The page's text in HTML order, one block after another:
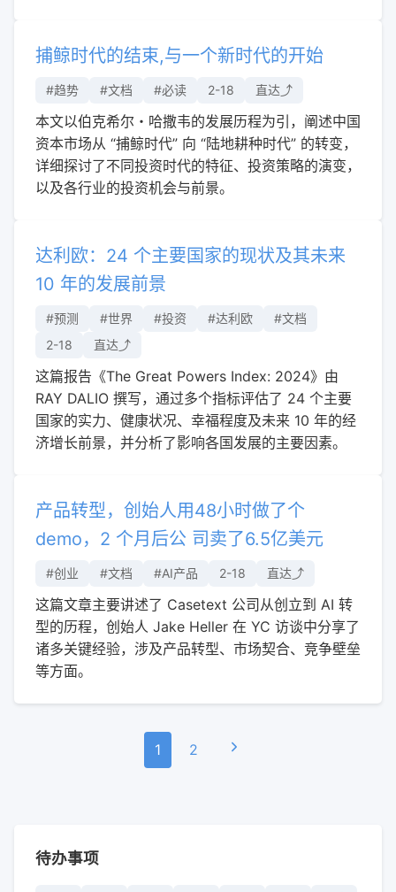
捕鲸时代的结束,与一个新时代的开始
#趋势 #文档 #必读 2-18 直达⤴︎
本文以伯克希尔・哈撒韦的发展历程为引，阐述中国
资本市场从 “捕鲸时代” 向 “陆地耕种时代” 的转变，
详细探讨了不同投资时代的特征、投资策略的演变，
以及各行业的投资机会与前景。
达利欧：24 个主要国家的现状及其未来
10 年的发展前景
#预测 #世界 #投资 #达利欧
#文档
2-18
直达⤴︎
这篇报告《The Great Powers Index: 2024》由
RAY DALIO 撰写，通过多个指标评估了 24 个主要
国家的实力、健康状况、幸福程度及未来 10 年的经
济增长前景，并分析了影响各国发展的主要因素。
产品转型，创始人用48小时做了个
demo，2 个月后公 司卖了6.5亿美元
#创业 #文档 #AI产品 2-18 直达⤴︎
这篇文章主要讲述了 Casetext 公司从创立到 AI 转
型的历程，创始人 Jake Heller 在 YC 访谈中分享了
诸多关键经验，涉及产品转型、市场契合、竞争壁垒
等方面。
1 2
待办事项